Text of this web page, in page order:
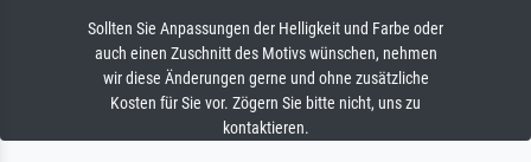
Sollten Sie Anpassungen der Helligkeit und Farbe oder
auch einen Zuschnitt des Motivs wünschen, nehmen
wir diese Änderungen gerne und ohne zusätzliche
Kosten für Sie vor. Zögern Sie bitte nicht, uns zu
kontaktieren.